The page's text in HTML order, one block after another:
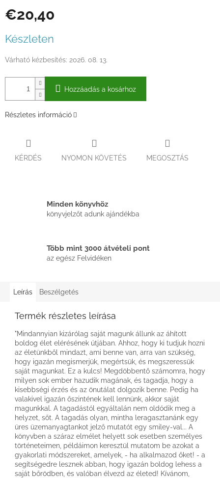
€20,40
Készleten
Várható kézbesítés: 2026. 08. 13.
Hozzáadás a kosárhoz
Részletes információ
KÉRDÉS NYOMON KÖVETÉS MEGOSZTÁS
Minden könyvhöz
könyvjelzőt adunk ajándékba
Több mint 3000 átvételi pont
az egész Felvidéken
Leírás Beszélgetés
Termék részletes leírása
"Mindannyian kizárólag saját magunk állunk az áhított
boldog élet elérésének útjában. Ahhoz, hogy ki tudjuk hozni
az életünkből mindazt, ami benne van, arra van szükség,
hogy igazán megismerjük, megértsük, és megszeressük
saját magunkat. Ez a kulcs! Megdöbbentő számomra, hogy
milyen sok ember hazudik magának, és tagadja, hogy a
kisebbségi érzés és az önutálat dolgozik benne. Pedig ha
valakivel igazán őszintének kell lennünk, akkor saját
magunkkal. A tagadástól egyáltalán nem oldódik meg a
helyzet, sőt. A tagadás olyan, mintha leragasztanánk egy
üres üzemanyagtankot jelző mutatót egy smiley-val... A
könyvben a száraz elmélet helyett sok esetben személyes
történeteimen, példáimon keresztül mutatom be azokat a
gyakorlati módszereket, amelyek, - ha alkalmazod őket! - a
segítségedre lesznek abban, hogy igazán boldog lehess a
saját bőrödben, és valóban élvezd az életed! Kívánom,